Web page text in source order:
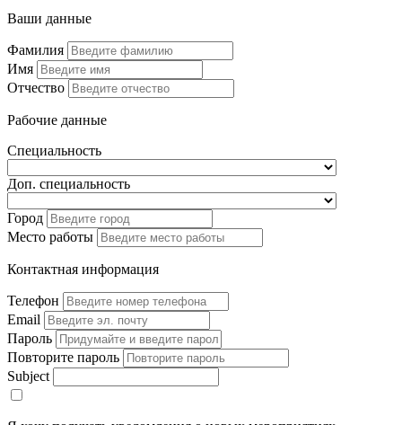
Ваши данные
Фамилия
Имя
Отчество
Рабочие данные
Специальность
Доп. специальность
Город
Место работы
Контактная информация
Телефон
Email
Пароль
Повторите пароль
Subject